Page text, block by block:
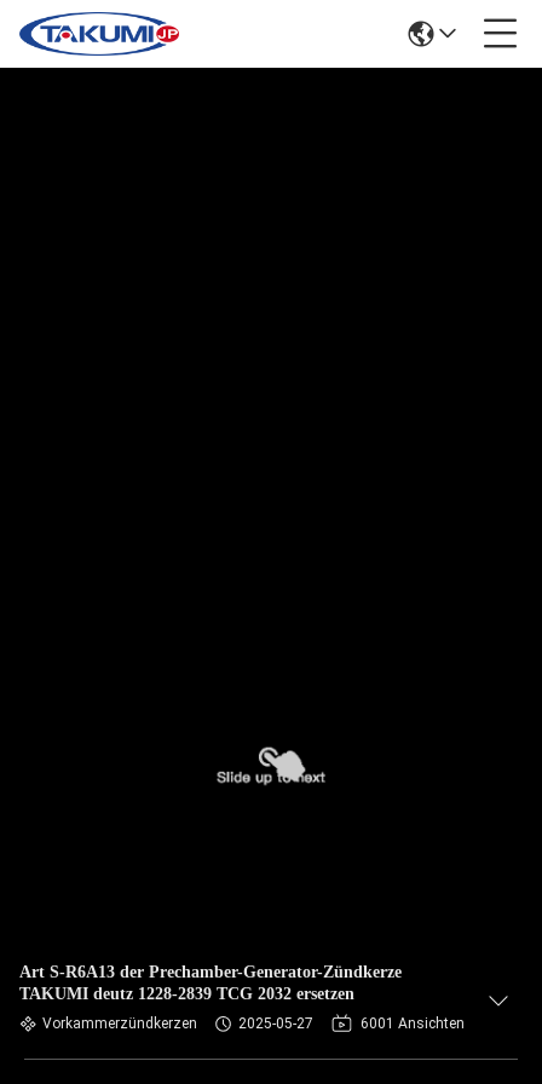
Art S-R6A13 der Prechamber-Generator-Zündkerze
TAKUMI deutz 1228-2839 TCG 2032 ersetzen
Vorkammerzündkerzen 2025-05-27 6001 Ansichten